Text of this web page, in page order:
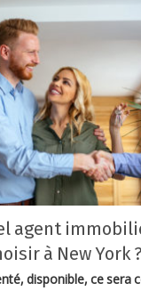
agent
à New York ?
disponible, ce sera